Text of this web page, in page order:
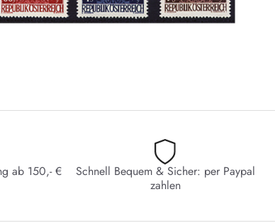
ab 150,- €
Schnell Bequem & Sicher: per Paypal
zahlen